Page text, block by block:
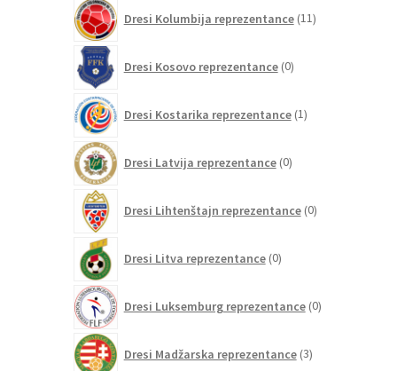
Dresi Kolumbija reprezentance 11izdelkov
Dresi Kosovo reprezentance 0izdelkov
Dresi Kostarika reprezentance 1izdelek
Dresi Latvija reprezentance 0izdelkov
Dresi Lihtenštajn reprezentance 0izdelkov
Dresi Litva reprezentance 0izdelkov
Dresi Luksemburg reprezentance 0izdelkov
Dresi Madžarska reprezentance 3izdelki